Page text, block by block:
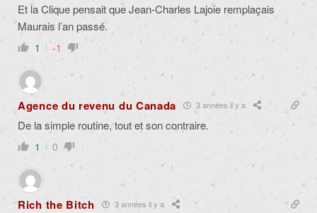
Et la Clique pensait que Jean-Charles Lajoie remplaçais
Maurais l’an passé.
1 -1
Agence du revenu du Canada 3 années il y a
De la simple routine, tout et son contraire.
1 0
Rich the Bitch 3 années il y a